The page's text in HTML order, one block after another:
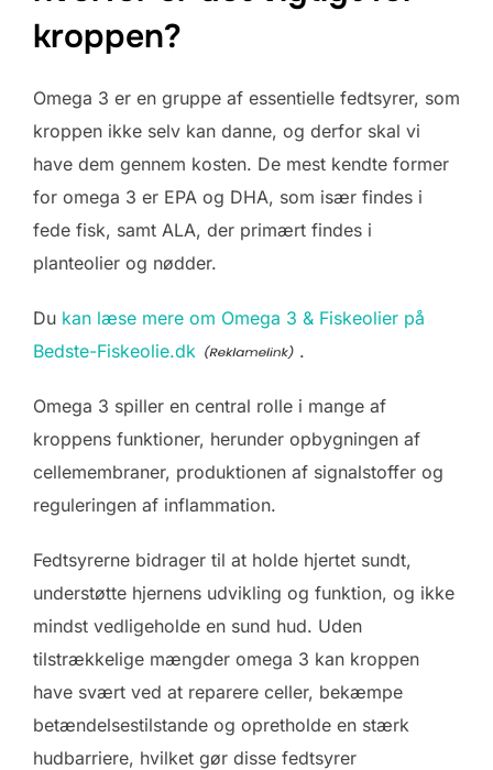
kroppen?
Omega 3 er en gruppe af essentielle fedtsyrer, som
kroppen ikke selv kan danne, og derfor skal vi
have dem gennem kosten. De mest kendte former
for omega 3 er EPA og DHA, som især findes i
fede fisk, samt ALA, der primært findes i
planteolier og nødder.
Du kan læse mere om Omega 3 & Fiskeolier på
Bedste-Fiskeolie.dk
.
Omega 3 spiller en central rolle i mange af
kroppens funktioner, herunder opbygningen af
cellemembraner, produktionen af signalstoffer og
reguleringen af inflammation.
Fedtsyrerne bidrager til at holde hjertet sundt,
understøtte hjernens udvikling og funktion, og ikke
mindst vedligeholde en sund hud. Uden
tilstrækkelige mængder omega 3 kan kroppen
have svært ved at reparere celler, bekæmpe
betændelsestilstande og opretholde en stærk
hudbarriere, hvilket gør disse fedtsyrer